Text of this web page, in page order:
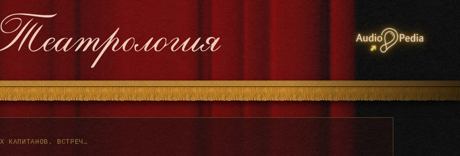
КЛУБ ЗНАМЕНИТЫХ КАПИТАНОВ. ВСТРЕЧА 13-Я. (ЗАП.1947Г.)